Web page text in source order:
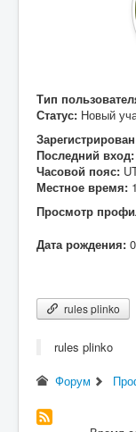
Тип
Статус: Новый
Последний вход:
Часовой пояс:
Местное время:
Просмотр
Дата рождения:
rules plinko
rules plinko
Форум